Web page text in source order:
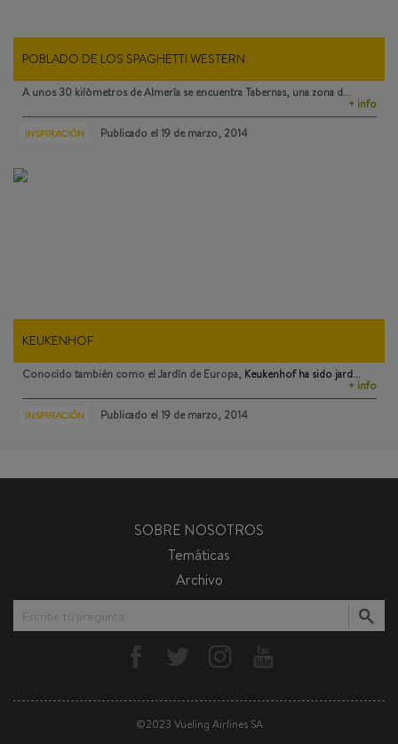
POBLADO DE LOS SPAGHETTI WESTERN
A unos 30 kilómetros de Almería se encuentra Tabernas, una zona d…
+ info
INSPIRACIÓN Publicado el 19 de marzo, 2014
KEUKENHOF
Conocido también como el Jardín de Europa, Keukenhofha sido jard…
+ info
INSPIRACIÓN Publicado el 19 de marzo, 2014
SOBRE NOSOTROS
Temáticas
Archivo
Escribe tu pregunta
©2023 Vueling Airlines SA